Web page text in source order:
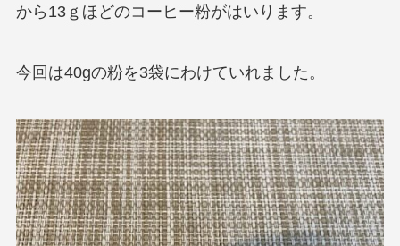
から13ｇほどのコーヒー粉がはいります。
今回は40gの粉を3袋にわけていれました。